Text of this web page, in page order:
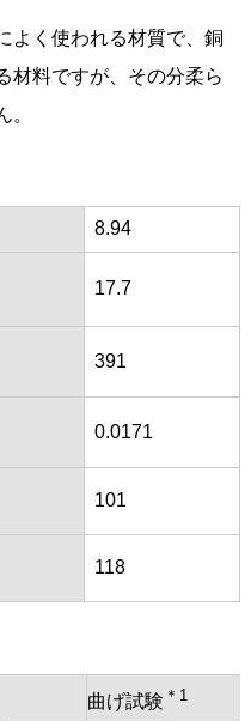
よく使われる材質で、銅
材料ですが、その分柔ら
。
8.94
17.7
391
0.0171
101
118
曲げ試験 ＊1